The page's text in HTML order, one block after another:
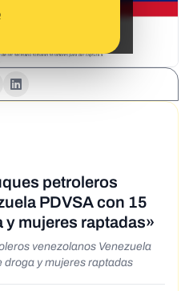
petroleros
PDVSA con 15
mujeres raptadas»
venezolanos Venezuela
droga y mujeres raptadas